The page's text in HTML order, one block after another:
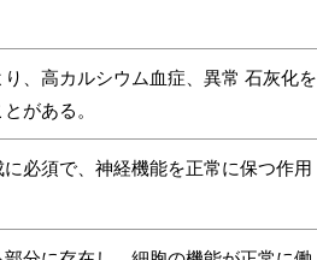
、高カルシウム血症、異常 石灰化を
がある。
必須で、神経機能を正常に保つ作用